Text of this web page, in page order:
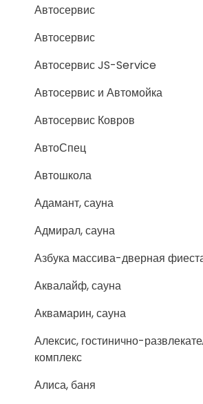
Автосервис
Автосервис
Автосервис JS-Service
Автосервис и Автомойка
Автосервис Ковров
АвтоСпец
Автошкола
Адамант, сауна
Адмирал, сауна
Азбука массива-дверная
Аквалайф, сауна
Аквамарин, сауна
Алексис, гостинично-
комплекс
Алиса, баня